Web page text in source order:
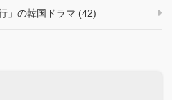
」の韓国ドラマ (42)